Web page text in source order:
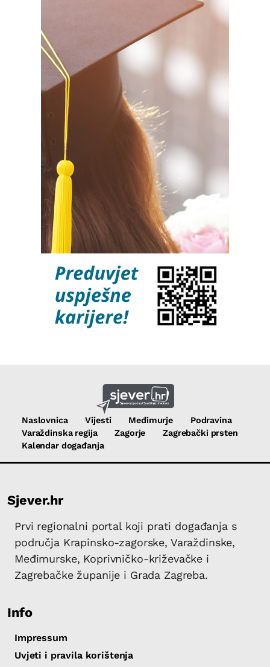
Naslovnica Vijesti Međimurje
Podravina
Varaždinska regija
Zagorje
Zagrebački prsten
Kalendar događanja
Sjever.hr
Prvi regionalni portal koji prati događanja s
područja Krapinsko-zagorske, Varaždinske,
Međimurske, Koprivničko-križevačke i
Zagrebačke županije i Grada Zagreba.
Info
Impressum
Uvjeti i pravila korištenja